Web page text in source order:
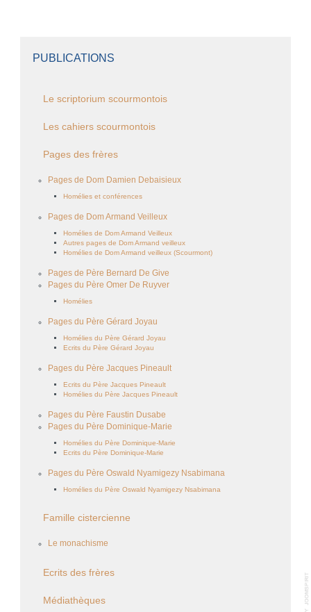
PUBLICATIONS
Le scriptorium scourmontois
Les cahiers scourmontois
Pages des frères
Pages de Dom Damien Debaisieux
Homélies et conférences
Pages de Dom Armand Veilleux
Homélies de Dom Armand Veilleux
Autres pages de Dom Armand veilleux
Homélies de Dom Armand veilleux (Scourmont)
Pages de Père Bernard De Give
Pages du Père Omer De Ruyver
Homélies
Pages du Père Gérard Joyau
Homélies du Père Gérard Joyau
Ecrits du Père Gérard Joyau
Pages du Père Jacques Pineault
Ecrits du Père Jacques Pineault
Homélies du Père Jacques Pineault
Pages du Père Faustin Dusabe
Pages du Père Dominique-Marie
Homélies du Père Dominique-Marie
Ecrits du Père Dominique-Marie
Pages du Père Oswald Nyamigezy Nsabimana
Homélies du Père Oswald Nyamigezy Nsabimana
Famille cistercienne
Le monachisme
Ecrits des frères
Médiathèques